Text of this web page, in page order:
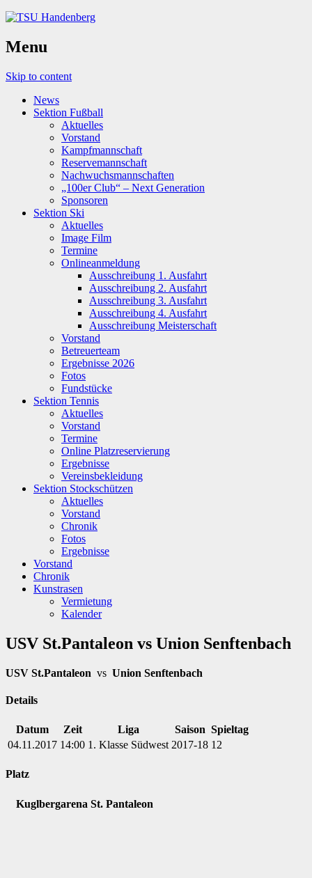
Menu
Skip to content
News
Sektion Fußball
Aktuelles
Vorstand
Kampfmannschaft
Reservemannschaft
Nachwuchsmannschaften
„100er Club“ – Next Generation
Sponsoren
Sektion Ski
Aktuelles
Image Film
Termine
Onlineanmeldung
Ausschreibung 1. Ausfahrt
Ausschreibung 2. Ausfahrt
Ausschreibung 3. Ausfahrt
Ausschreibung 4. Ausfahrt
Ausschreibung Meisterschaft
Vorstand
Betreuerteam
Ergebnisse 2026
Fotos
Fundstücke
Sektion Tennis
Aktuelles
Vorstand
Termine
Online Platzreservierung
Ergebnisse
Vereinsbekleidung
Sektion Stockschützen
Aktuelles
Vorstand
Chronik
Fotos
Ergebnisse
Vorstand
Chronik
Kunstrasen
Vermietung
Kalender
USV St.Pantaleon vs Union Senftenbach
USV St.Pantaleon vs Union Senftenbach
Details
Datum Zeit Liga Saison Spieltag
04.11.2017 14:00 1. Klasse Südwest 2017-18 12
Platz
Kuglbergarena St. Pantaleon